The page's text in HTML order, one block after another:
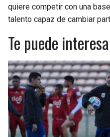
quiere competir con una
talento capaz de cambiar
Te puede